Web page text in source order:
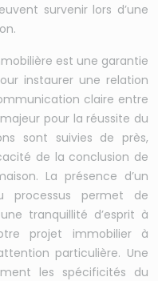
survenir lors d’une
est une garantie
instaurer une relation
claire entre
pour la réussite du
sont suivies de près,
de la conclusion de
La présence d’un
processus permet de
tranquillité d’esprit à
projet immobilier à
particulière. Une
les spécificités du